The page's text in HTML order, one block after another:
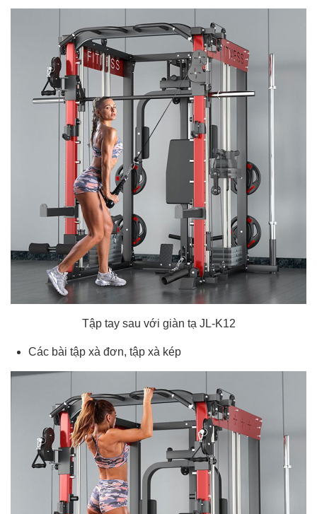
Tập tay sau với giàn tạ JL-K12
Các bài tập xà đơn, tập xà kép